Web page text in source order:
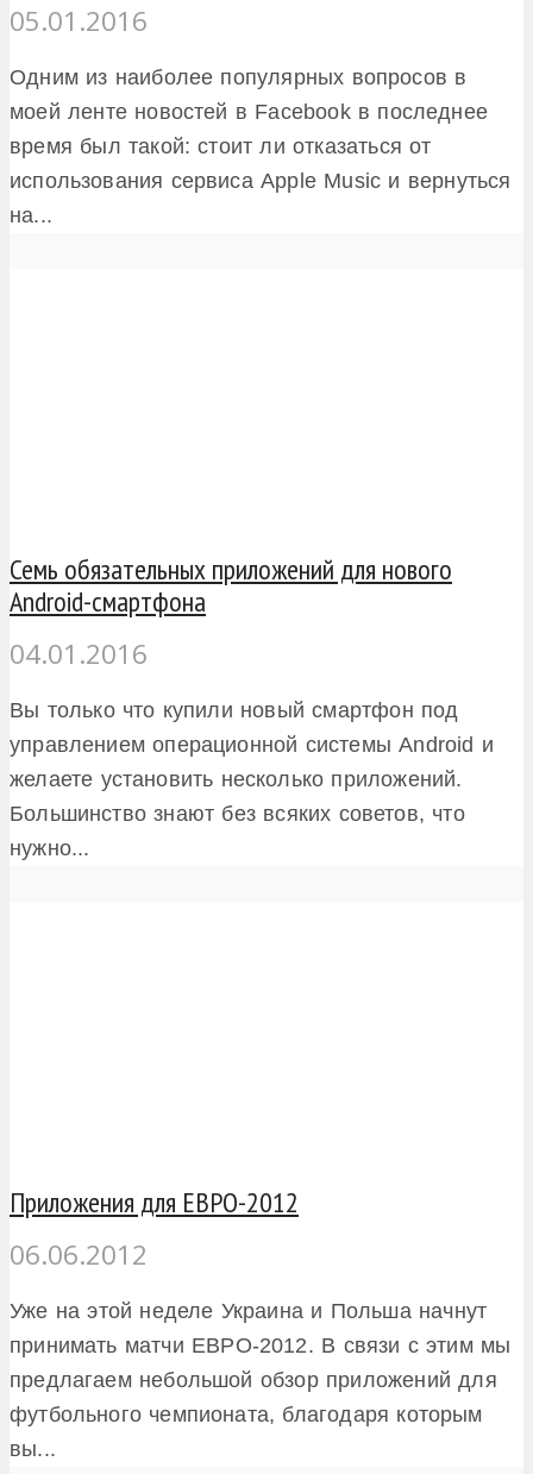
05.01.2016
Одним из наиболее популярных вопросов в
моей ленте новостей в Facebook в последнее
время был такой: стоит ли отказаться от
использования сервиса Apple Music и вернуться
на...
Семь обязательных приложений для нового
Android-смартфона
04.01.2016
Вы только что купили новый смартфон под
управлением операционной системы Android и
желаете установить несколько приложений.
Большинство знают без всяких советов, что
нужно...
Приложения для ЕВРО-2012
06.06.2012
Уже на этой неделе Украина и Польша начнут
принимать матчи ЕВРО-2012. В связи с этим мы
предлагаем небольшой обзор приложений для
футбольного чемпионата, благодаря которым
вы...